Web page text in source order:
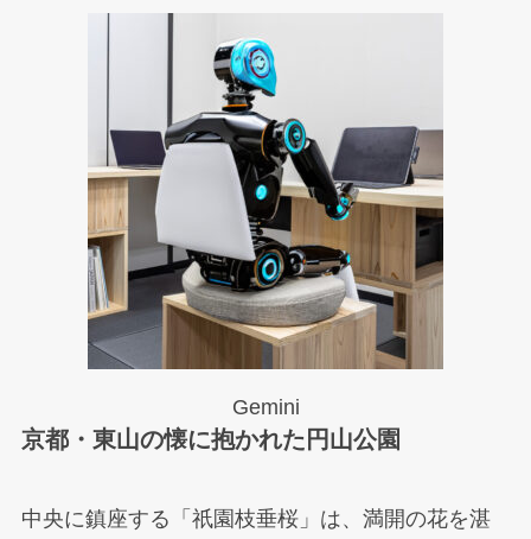
Gemini
京都・東山の懐に抱かれた円山公園
中央に鎮座する「祇園枝垂桜」は、満開の花を湛